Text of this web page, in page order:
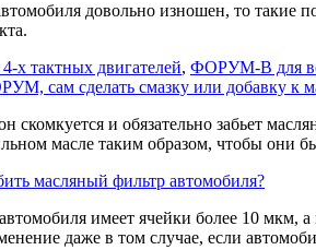
довольно изношен, то
тактных двигателей, ФОРУМ-В для
сам сделать смазку или добавку к
скомкуется и обязательно забьет
масле таким образом, чтобы они
масляный фильтр автомобиля?
имеет ячейки более 10
даже в том случае, если